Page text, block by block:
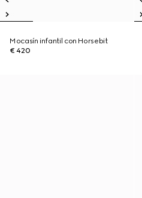
Mocasín infantil con Horsebit
€ 420